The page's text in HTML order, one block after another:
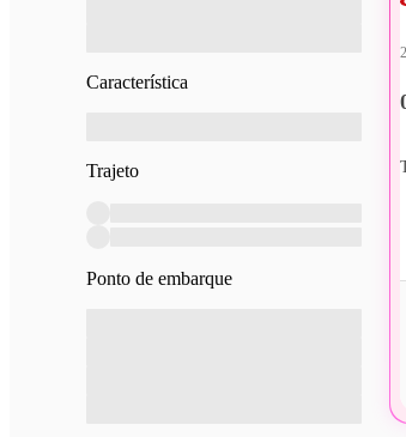
Característica
Trajeto
Ponto de embarque